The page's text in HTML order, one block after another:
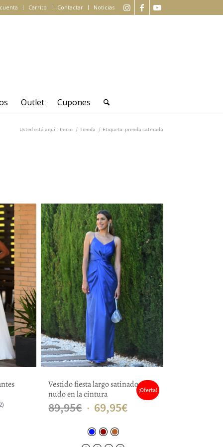
Carrito Contactar Noticias
Outlet Cupones
Usted está aquí: Inicio / Tienda / Etiqueta: prenda satinada
Vestido fiesta largo satinado
nudo en la cintura
89,95€ El
precio
original
69,95€El
¡Oferta!